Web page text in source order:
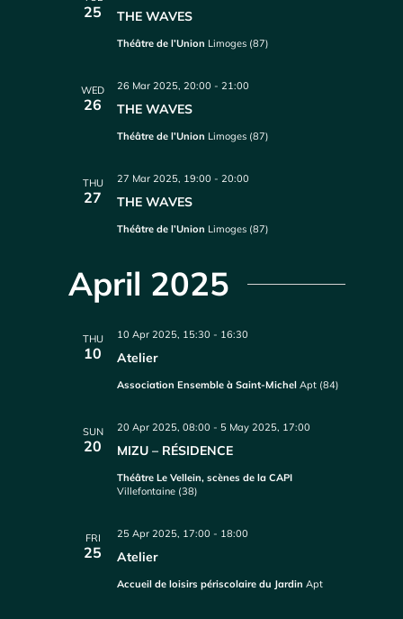
25 THE WAVES
Théâtre de l’Union Limoges (87)
WED
26 THE WAVES
26 Mar 2025, 20:00 -21:00
Théâtre de l’Union Limoges (87)
THU
27 THE WAVES
27 Mar 2025, 19:00 -20:00
Théâtre de l’Union Limoges (87)
April 2025
THU
10 Atelier
10 Apr 2025, 15:30 - 16:30
Association Ensemble à Saint-MichelApt (84)
SUN
20 MIZU – RÉSIDENCE
20 Apr 2025, 08:00 - 5 May 2025, 17:00
Théâtre Le Vellein, scènes de la CAPI
Villefontaine (38)
FRI
25 Atelier
25 Apr 2025, 17:00 - 18:00
Accueil de loisirs périscolaire du JardinApt